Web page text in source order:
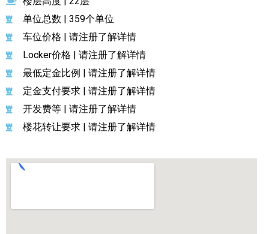
单位总数 | 359个单位
车位价格 | 请注册了解详情
Locker价格 | 请注册了解详情
最低定金比例 | 请注册了解详情
定金支付要求 | 请注册了解详情
开发费等 | 请注册了解详情
楼花转让要求 | 请注册了解详情